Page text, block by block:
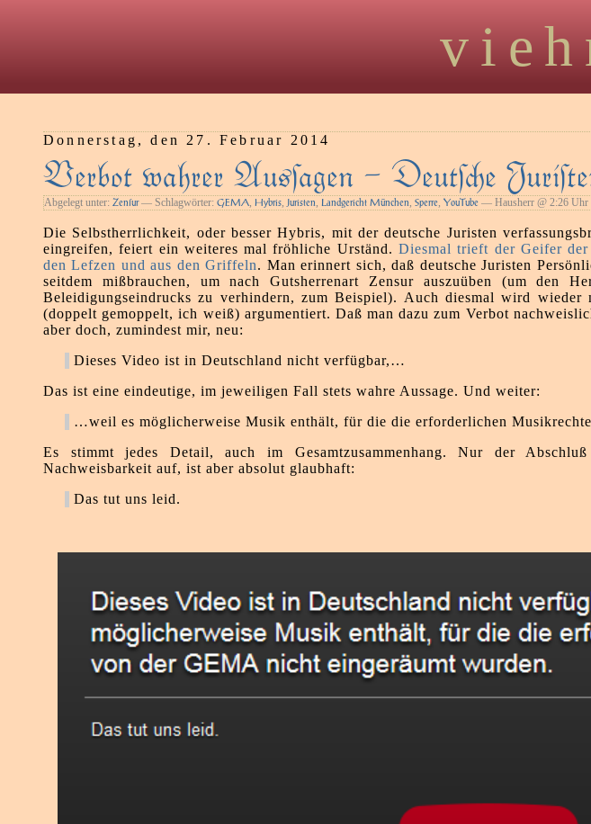
Donnerstag, den 27. Februar 2014
Verbot wahrer Ausſagen – Deute
Abgelegt unter: Zenſur— Schlagwörter: GEMA, Hybris, Juristen, Landgericht München, Sperre, YouTube — Hausherr @ 2:26 Uhr
Die Selbstherrlichkeit, oder besser Hybris, mit der deutsche Juristen
eingreifen, feiert ein weiteres mal fröhliche Urständ.Diesmal trieft der Geifer
den Lefzen und aus den Griffeln. Man erinnert sich, daß deutsche Juristen
seitdem mißbrauchen, um nach Gutsherrenart Zensur auszuüben (um den
Beleidigungseindrucks zu verhindern, zum Beispiel). Auch diesmal wird
(doppelt gemoppelt, ich weiß) argumentiert. Daß man dazu zum Verbot
aber doch, zumindest mir, neu:
Dieses Video ist in Deutschland nicht verfügbar,…
Das ist eine eindeutige, im jeweiligen Fall stets wahre Aussage. Und weiter:
…weil es möglicherweise Musik enthält, für die die erforderlichen
Es stimmt jedes Detail, auch im Gesamtzusammenhang. Nur der
Nachweisbarkeit auf, ist aber absolut glaubhaft:
Das tut uns leid.